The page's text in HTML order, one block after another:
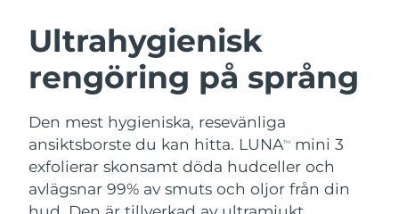
Ultrahygienisk
rengöring på språng
Den mest hygieniska, resevänliga
ansiktsborste du kan hitta. LUNATM
mini 3
exfolierar skonsamt döda hudceller och
avlägsnar 99% av smuts och oljor från din
LUNA™ 4-paket
Anti-aging massage
BEAR™ 2-paket
Microcurrent toning
Österrike Förväntad leverans
Bahrain Förväntad leverans8/12/26
Belgien
Bermuda Förväntad leverans8/17/26
Bosnien och
Förväntad leverans